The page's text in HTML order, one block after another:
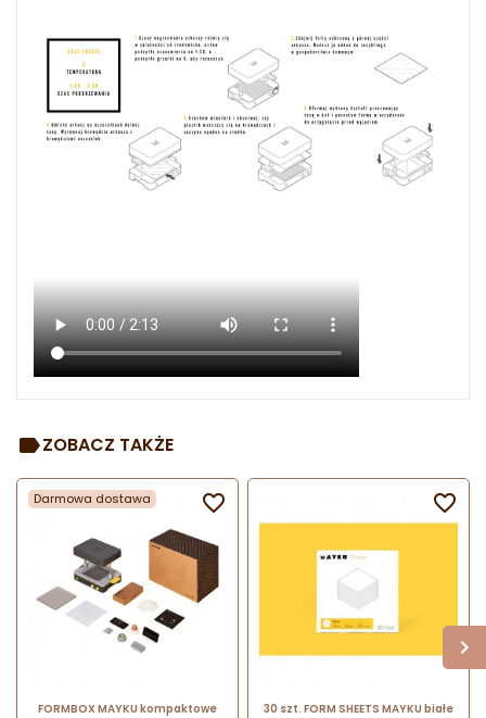
ZOBACZ TAKŻE
Darmowa dostawa
FORMBOX MAYKU kompaktowe

30 szt. FORM SHEETS MAYKU białe
